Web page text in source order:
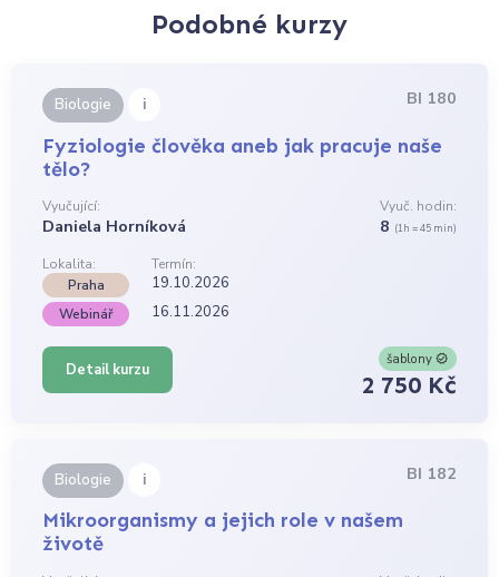
Podobné kurzy
Biologie i BI 180
Fyziologie člověka aneb jak pracuje naše
tělo?
Vyučující:
Daniela Horníková
Vyuč. hodin:
8 (1h = 45 min)
Lokalita:
Termín:
Praha
19.10.2026
Webinář 16.11.2026
Detail kurzu
šablony
2 750 Kč
Biologie i BI 182
Mikroorganismy a jejich role v našem
životě